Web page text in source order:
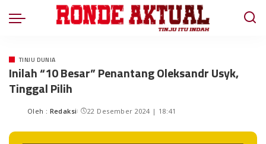
TINJU DUNIA
Inilah “10 Besar” Penantang Oleksandr Usyk,
Tinggal Pilih
Oleh : Redaksi 22 Desember 2024 | 18:41